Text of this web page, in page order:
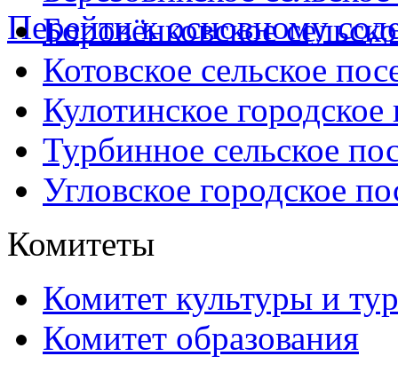
Перейти к основному
Боровёнковское
Котовское сельское
Кулотинское городское
Турбинное сельское
Угловское городское
Комитеты
Комитет культуры и
Комитет образования